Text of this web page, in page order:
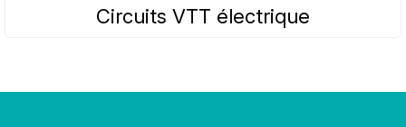
Circuits VTT électrique